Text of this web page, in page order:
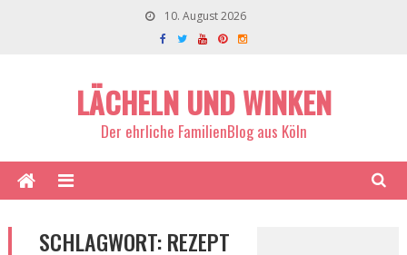
10. August 2026
LÄCHELN UND WINKEN
Der ehrliche FamilienBlog aus Köln
SCHLAGWORT:REZEPT